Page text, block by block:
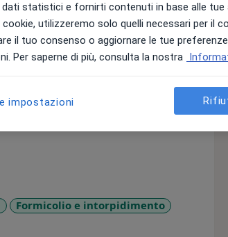
laureata alla BCC (Barcelona College
alle spalle.In quanto
della colonna vertebrale e del
di età ed è quindi adatta a
È anche molto efficace
per sportivi,
cosa più importante è il tuo
il tuo corpo, imparerai a
nonostante i sintomi che provi. La
conoscenza e modo di vedere
inizia dalla nostra salute e prosegue
ristabilire un corretto
e periferico, ricorrendo a
ed efficaci per garantire al tuo
Formicolio e intorpidimento
statistici e fornirti contenuti in base alle tue
utilizzeremo solo quelli necessari per il
il tuo consenso o aggiornare le tue
Per saperne di più, consulta la nostra
impostazioni